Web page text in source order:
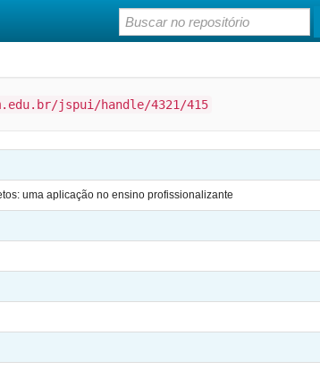
jspui/handle/4321/415
uma aplicação no ensino profissionalizante